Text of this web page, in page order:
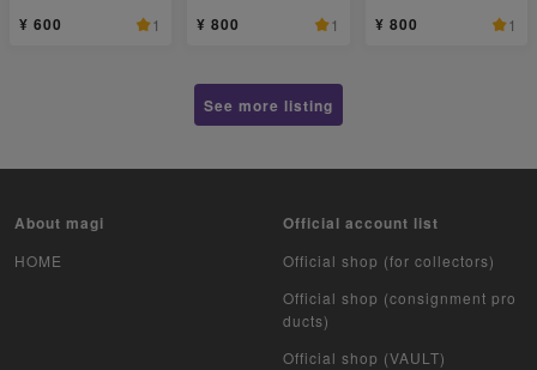
¥ 600 1 ¥ 800 1 ¥ 800 1
See more listing
About magi
HOME
Official account list
Official shop (for collectors)
Official shop (consignment pro
ducts)
Official shop (VAULT)